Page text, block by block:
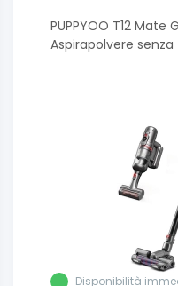
PUPPYOO T12 Mate
Aspirapolvere
Disponibilità